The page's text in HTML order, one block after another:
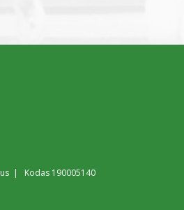
| Kodas 190005140